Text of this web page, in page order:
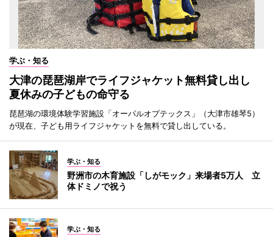
学ぶ・知る
大津の琵琶湖岸でライフジャケット無料貸し出し
夏休みの子どもの命守る
琵琶湖の環境体験学習施設「オーパルオプテックス」（大津市雄琴5）
が現在、子ども用ライフジャケットを無料で貸し出している。
学ぶ・知る
野洲市の木育施設「しがモック」来場者5万人 立
体ドミノで祝う
学ぶ・知る